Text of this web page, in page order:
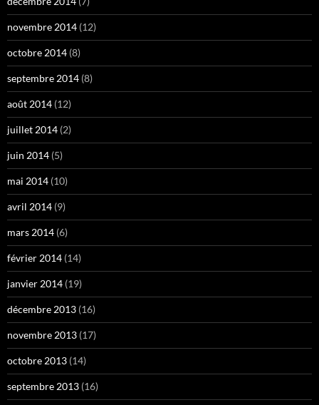
novembre 2014 (12)
octobre 2014 (8)
septembre 2014 (8)
août 2014 (12)
juillet 2014 (2)
juin 2014 (5)
mai 2014 (10)
avril 2014 (9)
mars 2014 (6)
février 2014 (14)
janvier 2014 (19)
décembre 2013 (16)
novembre 2013 (17)
octobre 2013 (14)
septembre 2013 (16)